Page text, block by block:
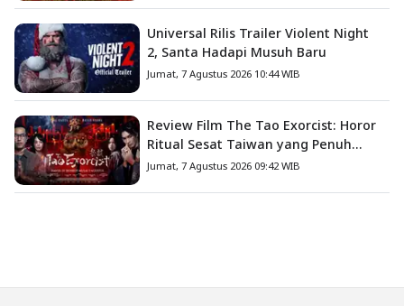
Universal Rilis Trailer Violent Night
2, Santa Hadapi Musuh Baru
Jumat, 7 Agustus 2026 10:44 WIB
Review Film The Tao Exorcist: Horor
Ritual Sesat Taiwan yang Penuh
Misteri dan Teror Psikologis
Jumat, 7 Agustus 2026 09:42 WIB